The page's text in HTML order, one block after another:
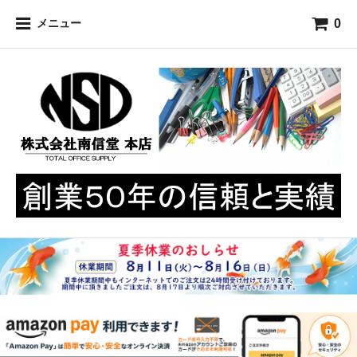
メニュー 0